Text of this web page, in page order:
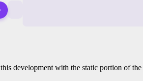
development with the static portion of